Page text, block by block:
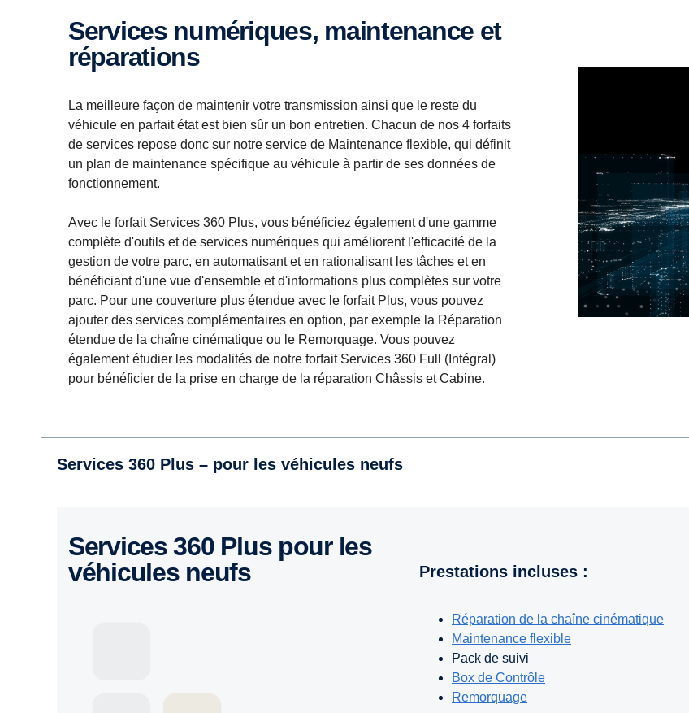
Services numériques, maintenance et
réparations
La meilleure façon de maintenir votre transmission ainsi que le reste du
véhicule en parfait état est bien sûr un bon entretien. Chacun de nos 4 forfaits
de services repose donc sur notre service de Maintenance flexible, qui définit
un plan de maintenance spécifique au véhicule à partir de ses données de
fonctionnement.
Avec le forfait Services 360 Plus, vous bénéficiez également d'une gamme
complète d'outils et de services numériques qui améliorent l'efficacité de la
gestion de votre parc, en automatisant et en rationalisant les tâches et en
bénéficiant d'une vue d'ensemble et d'informations plus complètes sur votre
parc. Pour une couverture plus étendue avec le forfait Plus, vous pouvez
ajouter des services complémentaires en option, par exemple la Réparation
étendue de la chaîne cinématique ou le Remorquage. Vous pouvez
également étudier les modalités de notre forfait Services 360 Full (Intégral)
pour bénéficier de la prise en charge de la réparation Châssis et Cabine.
Services 360 Plus – pour les véhicules neufs
Services 360 Plus pour les
véhicules neufs
Prestations incluses :
Réparation de la chaîne cinématique
Maintenance flexible
Pack de suivi
Box de Contrôle
Remorquage